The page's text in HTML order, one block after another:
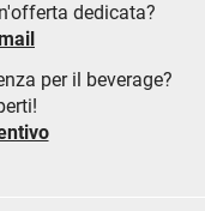
dedicata?
per il beverage?